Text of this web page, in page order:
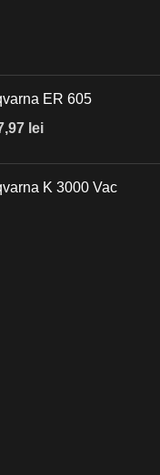
ER 605
lei
K 3000 Vac